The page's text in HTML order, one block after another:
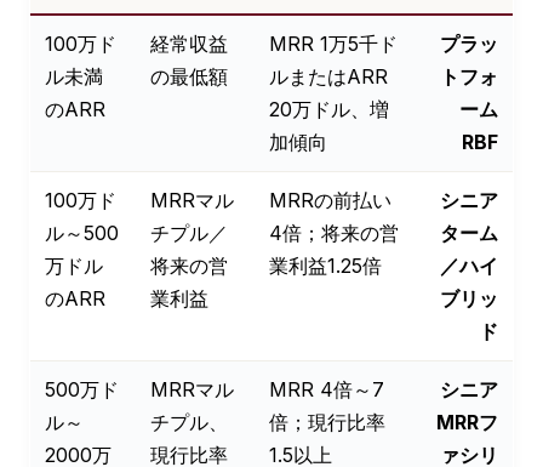
100万ド
ル未満
のARR
経常収益
の最低額
MRR 1万5千ド
ルまたはARR
20万ドル、増
加傾向
プラッ
トフォ
ーム
RBF
100万ド
ル～500
万ドル
のARR
MRRマル
チプル／
将来の営
業利益
MRRの前払い
4倍；将来の営
業利益1.25倍
シニア
ターム
／ハイ
ブリッ
ド
500万ド
ル～
2000万
MRRマル
チプル、
現行比率
MRR 4倍～7
倍；現行比率
1.5以上
シニア
MRRフ
ァシリ